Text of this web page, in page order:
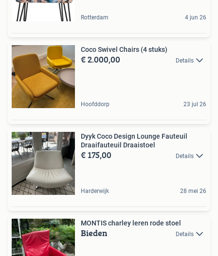
Rotterdam 4 jun 26
Coco Swivel Chairs (4 stuks)
€ 2.000,00 Details
Hoofddorp 23 jul 26
Dyyk Coco Design Lounge Fauteuil
Draaifauteuil Draaistoel
€ 175,00 Details
Harderwijk 28 mei 26
MONTIS charley leren rode stoel
Bieden Details